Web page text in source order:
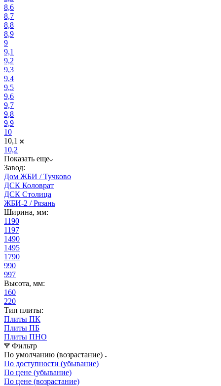
8,6
8,7
8,8
8,9
9
9,1
9,2
9,3
9,4
9,5
9,6
9,7
9,8
9,9
10
10,1
10,2
Показать еще
Завод:
Дом ЖБИ / Тучково
ДСК Коловрат
ДСК Столица
ЖБИ-2 / Рязань
Ширина, мм:
1190
1197
1490
1495
1790
990
997
Высота, мм:
160
220
Тип плиты:
Плиты ПК
Плиты ПБ
Плиты ПНО
Фильтр
По умолчанию (возрастание)
По доступности (убывание)
По цене (убывание)
По цене (возрастание)